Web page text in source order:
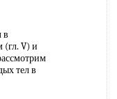
в
(гл. V) и
тел в